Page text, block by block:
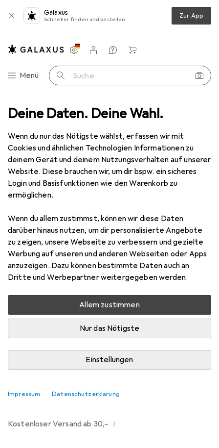
Deine Daten. Deine Wahl.
Wenn du nur das Nötigste wählst, erfassen wir mit
Cookies und ähnlichen Technologien Informationen zu
deinem Gerät und deinem Nutzungsverhalten auf unserer
Website. Diese brauchen wir, um dir bspw. ein sicheres
Login und Basisfunktionen wie den Warenkorb zu
ermöglichen.
Wenn du allem zustimmst, können wir diese Daten
darüber hinaus nutzen, um dir personalisierte Angebote
zu zeigen, unsere Webseite zu verbessern und gezielte
Werbung auf unseren und anderen Webseiten oder Apps
anzuzeigen. Dazu können bestimmte Daten auch an
Dritte und Werbepartner weitergegeben werden.
Allem zustimmen
Nur das Nötigste
Einstellungen
Impressum Datenschutzerklärung
Galaxus
Schneller finden und bestellen Zur App
Navigation nach Kategorien
Menü Suche
Einstellungen
Kundenkonto
Vergleichslisten
Merklisten
Warenkorb
Smartwatch Schutzfolie Dipos Blickschutzfolie 4-Way Privacy
4 Bilder
DiposBlickschutzfolie 4-Way Privacy
EUR
13,95
9
Bewertungen Marke
Mehr von Dipos
Mehr als 10 Stück an Lager beim Drittanbieter
Lieferort angeben für genaue Lieferzeit
In den Warenkorb
Vergleichen
Kostenloser Versand ab 30,– i